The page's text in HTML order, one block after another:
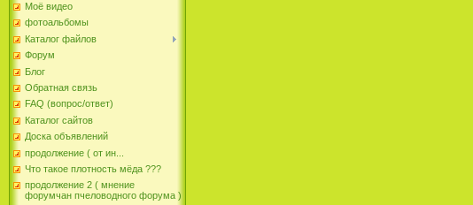
Моё видео
фотоальбомы
Каталог файлов
Форум
Блог
Обратная связь
FAQ (вопрос/ответ)
Каталог сайтов
Доска объявлений
продолжение ( от ин...
Что такое плотность мёда ???
продолжение 2 ( мнение
форумчан пчеловодного форума )